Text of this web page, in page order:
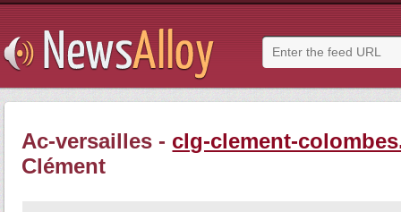
Ac-versailles - clg-clement-
Clément